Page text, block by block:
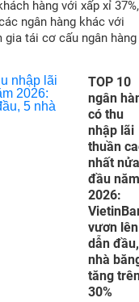
hàng với xấp xỉ 37%,
ngân hàng khác với
gia tái cơ cấu ngân hàng
TOP 10
ngân
có thu
nhập lãi
thuần
nhất nửa
đầu năm
2026:
vươn lên
dẫn
nhà
tăng
30%